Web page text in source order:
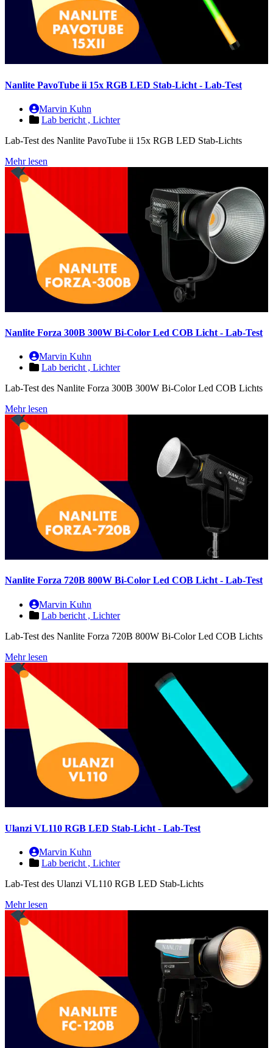
Nanlite PavoTube ii 15x RGB LED Stab-Licht - Lab-Test
Marvin Kuhn
Lab bericht , Lichter
Lab-Test des Nanlite PavoTube ii 15x RGB LED Stab-Lichts
Mehr lesen
Nanlite Forza 300B 300W Bi-Color Led COB Licht - Lab-Test
Marvin Kuhn
Lab bericht , Lichter
Lab-Test des Nanlite Forza 300B 300W Bi-Color Led COB Lichts
Mehr lesen
Nanlite Forza 720B 800W Bi-Color Led COB Licht - Lab-Test
Marvin Kuhn
Lab bericht , Lichter
Lab-Test des Nanlite Forza 720B 800W Bi-Color Led COB Lichts
Mehr lesen
Ulanzi VL110 RGB LED Stab-Licht - Lab-Test
Marvin Kuhn
Lab bericht , Lichter
Lab-Test des Ulanzi VL110 RGB LED Stab-Lichts
Mehr lesen